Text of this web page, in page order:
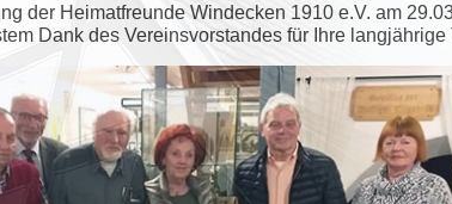
der Heimatfreunde Windecken 1910 e.V. am
Dank des Vereinsvorstandes für Ihre langjährige